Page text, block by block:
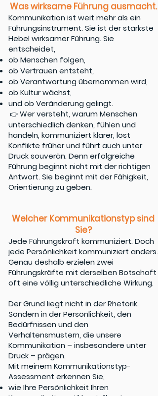
Was wirksame Führung ausmacht.
Kommunikation ist weit mehr als ein
Führungsinstrument. Sie ist der stärkste
Hebel wirksamer Führung. Sie
entscheidet,
ob Menschen folgen,
ob Vertrauen entsteht,
ob Verantwortung übernommen wird,
ob Kultur wächst,
und ob Veränderung gelingt.
👉Wer versteht, warum Menschen
unterschiedlich denken, fühlen und
handeln, kommuniziert klarer, löst
Konflikte früher und führt auch unter
Druck souverän. Denn erfolgreiche
Führung beginnt nicht mit der richtigen
Antwort. Sie beginnt mit der Fähigkeit,
Orientierung zu geben.
Welcher Kommunikationstyp sind
Sie?
Jede Führungskraft kommuniziert. Doch
jede Persönlichkeit kommuniziert anders.
Genau deshalb erzielen zwei
Führungskräfte mit derselben Botschaft
oft eine völlig unterschiedliche Wirkung.
Der Grund liegt nicht in der Rhetorik.
Sondern in der Persönlichkeit, den
Bedürfnissen und den
Verhaltensmustern, die unsere
Kommunikation – insbesondere unter
Druck – prägen.
Mit meinem Kommunikationstyp-
Assessment erkennen Sie,
wie Ihre Persönlichkeit Ihren